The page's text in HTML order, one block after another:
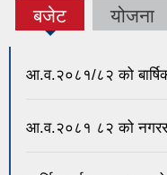
बजेट
(active
योजना
आ.व.२०८१/८२ को
आ.व.२०८१ ८२ को